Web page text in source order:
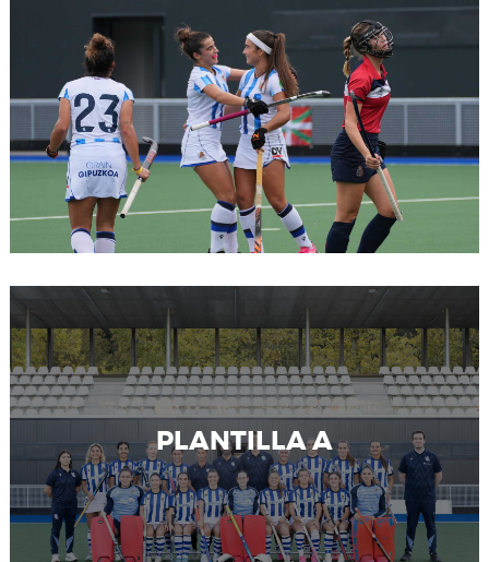
PLANTILLA A